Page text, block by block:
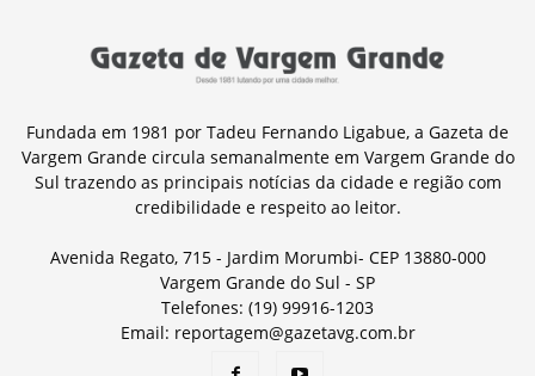
Fundada em 1981 por Tadeu Fernando Ligabue, a Gazeta de
Vargem Grande circula semanalmente em Vargem Grande do
Sul trazendo as principais notícias da cidade e região com
credibilidade e respeito ao leitor.
Avenida Regato, 715 - Jardim Morumbi- CEP 13880-000
Vargem Grande do Sul - SP
Telefones: (19) 99916-1203
Email: reportagem@gazetavg.com.br